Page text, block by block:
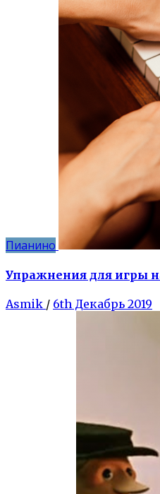
Пианино
Упражнения для игры
Asmik / 6th Декабрь 2019